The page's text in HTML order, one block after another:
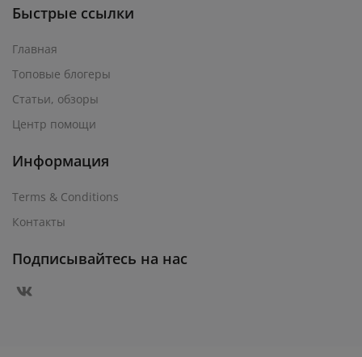
Быстрые ссылки
Главная
Топовые блогеры
Статьи, обзоры
Центр помощи
Информация
Terms & Conditions
Контакты
Подписывайтесь на нас